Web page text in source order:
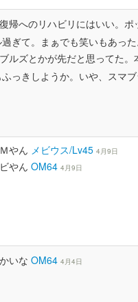
帰へのリハビリにはいい。
ぎて。まぁでも笑いもあっ
ルズとかが先だと思ってた
ふっきしようか。いや、スマ
やん メビウス/Lv45 4月9日
やん OM64 4月9日
いな OM64 4月4日